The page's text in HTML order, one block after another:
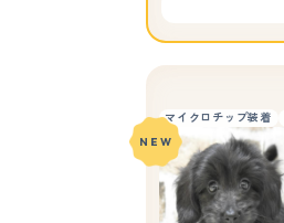
マイクロチップ装着
NEW